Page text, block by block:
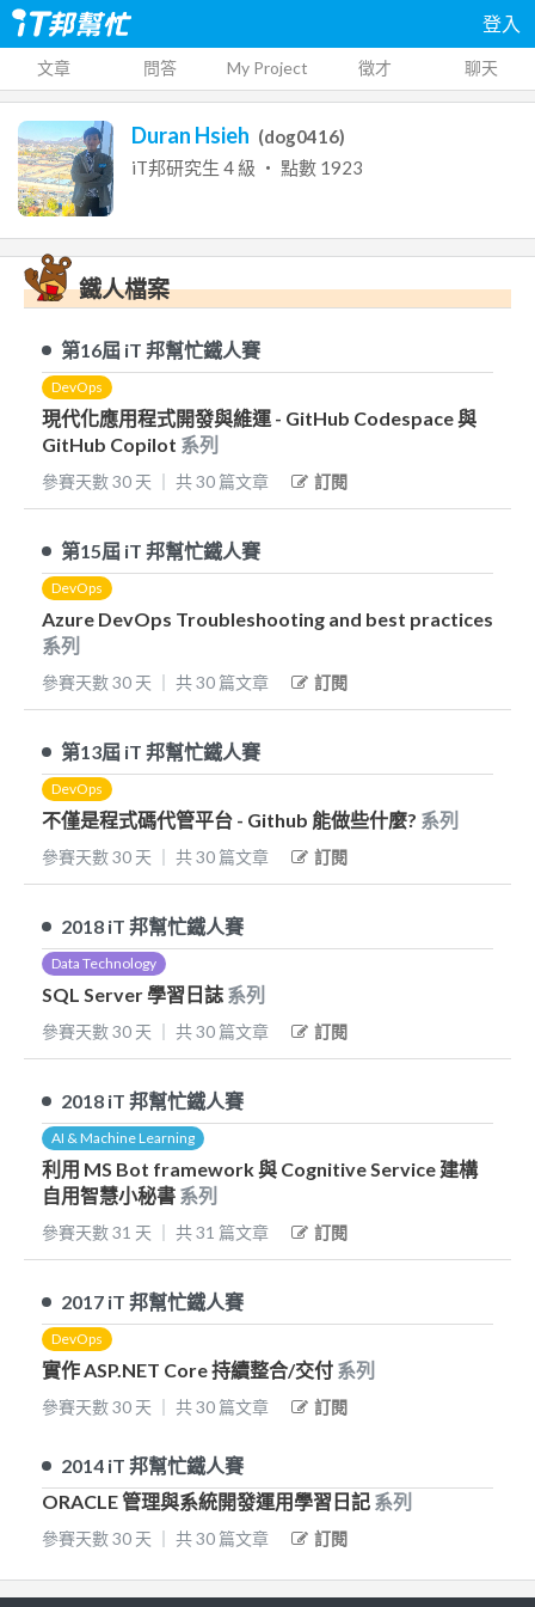
登入
文章 問答 My Project 徵才 聊天
Duran Hsieh (dog0416)
iT邦研究生 4 級 ‧ 點數 1923
鐵人檔案
2014 iT 邦幫忙鐵人賽
ORACLE 管理與系統開發運用學習日記 系列
參賽天數30 天 共30 篇文章 訂閱
2017 iT 邦幫忙鐵人賽
DevOps
實作 ASP.NET Core 持續整合/交付 系列
參賽天數30 天 共30 篇文章 訂閱
2018 iT 邦幫忙鐵人賽
AI & Machine Learning
利用 MS Bot framework 與 Cognitive Service 建構
自用智慧小秘書 系列
參賽天數31 天 共31 篇文章 訂閱
2018 iT 邦幫忙鐵人賽
Data Technology
SQL Server 學習日誌 系列
參賽天數30 天 共30 篇文章 訂閱
第13屆 iT 邦幫忙鐵人賽
DevOps
不僅是程式碼代管平台 - Github 能做些什麼? 系列
參賽天數30 天 共30 篇文章 訂閱
第15屆 iT 邦幫忙鐵人賽
DevOps
Azure DevOps Troubleshooting and best practices
系列
參賽天數30 天 共30 篇文章 訂閱
第16屆 iT 邦幫忙鐵人賽
DevOps
現代化應用程式開發與維運 - GitHub Codespace 與
GitHub Copilot 系列
參賽天數30 天 共30 篇文章 訂閱